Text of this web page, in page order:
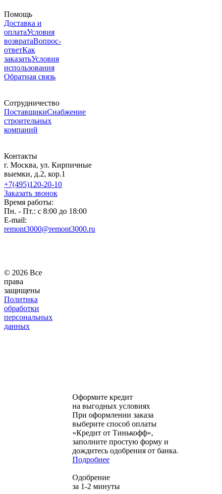
Помощь
Доставка и
оплатаУсловия
возвратаВопрос-
ответКак
заказатьУсловия
использования
Обратная связь
Сотрудничество
ПоставщикиСнабжение
строительных
компаний
Контакты
г. Москва, ул. Кирпичные
выемки, д.2, кор.1
+7(495)120-20-10
Заказать звонок
Время работы:
Пн. - Пт.: с 8:00 до 18:00
E-mail:
remont3000@remont3000.ru
© 2026 Все
права
защищены
Политика
обработки
персональных
данных
Оформите кредит
на выгодных условиях
При оформлении заказа
выберите способ оплаты
«Кредит от Тинькофф»,
заполните простую форму и
дождитесь одобрения от банка.
Подробнее
Одобрение
за 1-2 минуты